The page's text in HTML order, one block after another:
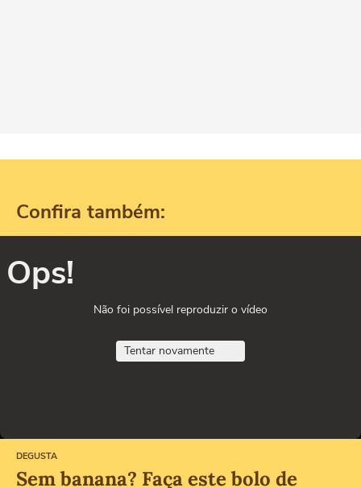
Confira também:
Ops!
Não foi possível reproduzir o vídeo
Tentar novamente
DEGUSTA
Sem banana? Faça este bolo de